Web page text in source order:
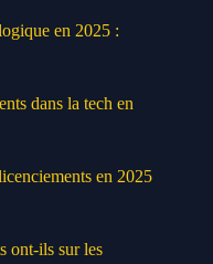
en 2025 :
dans la tech en
en 2025
ont-ils sur les